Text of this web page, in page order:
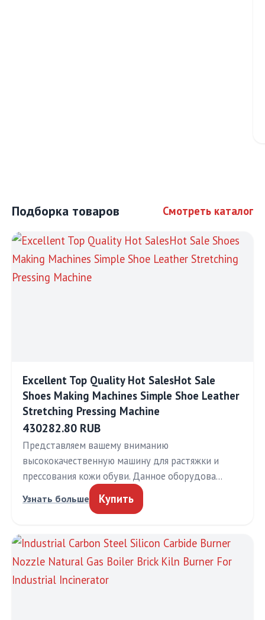
Подборка товаров Смотреть каталог
Excellent Top Quality Hot SalesHot Sale
Shoes Making Machines Simple Shoe Leather
Stretching Pressing Machine
430282.80 RUB
Представляем вашему вниманию
высококачественную машину для растяжки и
прессования кожи обуви. Данное оборудова…
Узнать больше Купить